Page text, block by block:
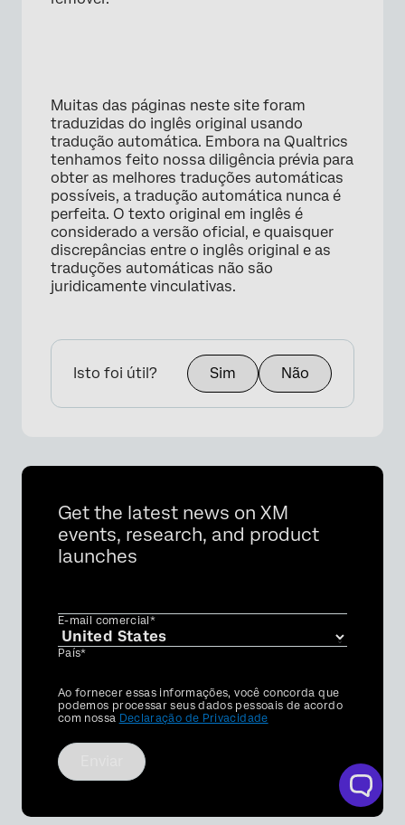
Muitas das páginas neste site foram
traduzidas do inglês original usando
tradução automática. Embora na Qualtrics
tenhamos feito nossa diligência prévia para
obter as melhores traduções automáticas
possíveis, a tradução automática nunca é
perfeita. O texto original em inglês é
considerado a versão oficial, e quaisquer
discrepâncias entre o inglês original e as
traduções automáticas não são
juridicamente vinculativas.
Isto foi útil? Sim Não
Get the latest news on XM
events, research, and product
launches
E-mail comercial*
País*
Privacy
Optin
Ao fornecer essas informações, você concorda que
podemos processar seus dados pessoais de acordo
com nossa Declaração de Privacidade